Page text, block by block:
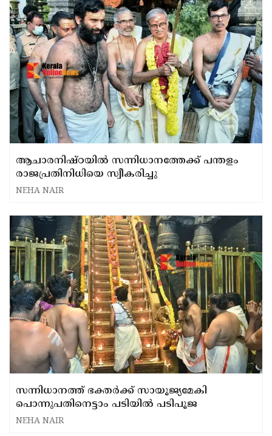
ആചാരനിഷ്ഠയിൽ സന്നിധാനത്തേക്ക് പന്തളം
രാജപ്രതിനിധിയെ സ്വീകരിച്ചു
NEHA NAIR
സന്നിധാനത്ത് ഭക്തർക്ക് സായൂജ്യമേകി
പൊന്നുപതിനെട്ടാം പടിയിൽ പടിപൂജ
NEHA NAIR